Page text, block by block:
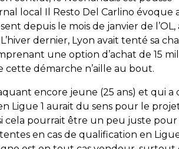
local Il Resto Del Carlino évoque
depuis le mois de janvier de l’OL,
dernier, Lyon avait tenté sa
une option d’achat de 15
cette démarche n’aille au bout.
encore jeune (25 ans) et qui a
Ligue 1 aurait du sens pour le
cela pourrait être un peu juste pour
en cas de qualification en